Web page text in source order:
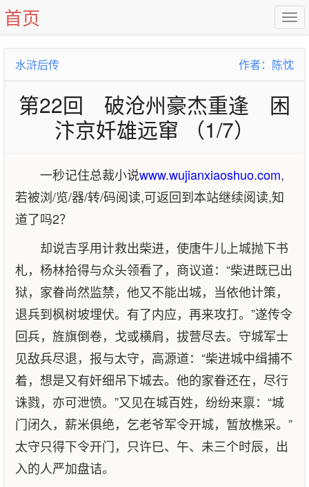
首页
水浒后传 作者：陈忱
第22回 破沧州豪杰重逢 困
汴京奷雄远窜 （1/7）
一秒记住总裁小说www.wujianxiaoshuo.com,
若被浏/览/器/转/码阅读,可返回到本站继续阅读,知
道了吗2？
却说吉孚用计救出柴进，使唐牛儿上城抛下书
札，杨林拾得与众头领看了，商议道：“柴进既已出
狱，家眷尚然监禁，他又不能出城，当依他计策，
退兵到枫树坡埋伏。有了内应，再来攻打。”遂传令
回兵，旌旗倒卷，戈或横肩，拔营尽去。守城军士
见敌兵尽退，报与太守，高源道：“柴进城中缉捕不
着，想是又有奸细吊下城去。他的家眷还在，尽行
诛戮，亦可泄愤。”又见在城百姓，纷纷来禀：“城
门闭久，薪米俱绝，乞老爷军令开城，暂放樵采。”
太守只得下令开门，只许巳、午、未三个时辰，出
入的人严加盘诘。